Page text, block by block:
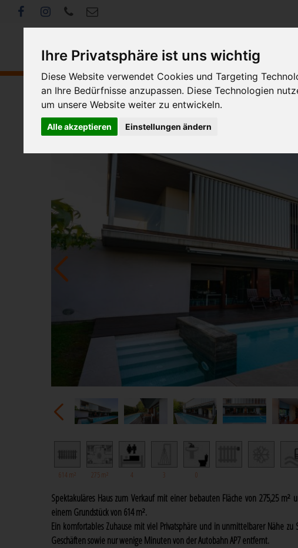
Ihre Privatsphäre ist uns wichtig
Diese Website verwendet Cookies und Targeting
an Ihre Bedürfnisse anzupassen. Diese Technologien
um unsere Website weiter zu entwickeln.
Alle akzeptieren Einstellungen ändern
<< Zurück
614 m² 275 m² 4 3 0
Spektakuläres Haus zum Verkauf mit einer bebauten Fläche von 275,25
einem Grundstück von 614 m².
Ein komfortables Zuhause mit viel Privatsphäre und in unmittelbarer Nähe
Geschäften sowie nur wenige Minuten von der Autobahn AP7 entfernt.